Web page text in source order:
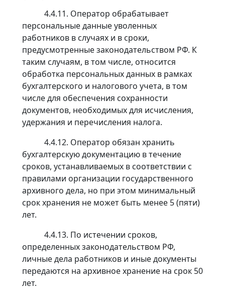
4.4.11. Оператор обрабатывает
персональные данные уволенных
работников в случаях и в сроки,
предусмотренные законодательством РФ. К
таким случаям, в том числе, относится
обработка персональных данных в рамках
бухгалтерского и налогового учета, в том
числе для обеспечения сохранности
документов, необходимых для исчисления,
удержания и перечисления налога.
4.4.12. Оператор обязан хранить
бухгалтерскую документацию в течение
сроков, устанавливаемых в соответствии с
правилами организации государственного
архивного дела, но при этом минимальный
срок хранения не может быть менее 5 (пяти)
лет.
4.4.13. По истечении сроков,
определенных законодательством РФ,
личные дела работников и иные документы
передаются на архивное хранение на срок 50
лет.